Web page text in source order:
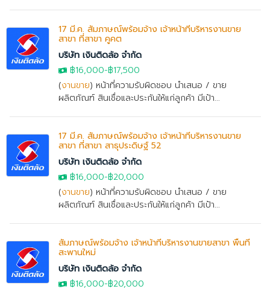
17 มี.ค. สัมภาษณ์พร้อมจ้าง เจ้าหน้าที่บริหารงานขาย
สาขา ที่สาขา คูคต
บริษัท เงินติดล้อ จำกัด
฿16,000-฿17,500
(งานขาย) หน้าที่ความรับผิดชอบ นำเสนอ / ขาย
ผลิตภัณฑ์ สินเชื่อและประกันให้แก่ลูกค้า มีเป้า...
17 มี.ค. สัมภาษณ์พร้อมจ้าง เจ้าหน้าที่บริหารงานขาย
สาขา ที่สาขา สาธุประดิษฐ์ 52
บริษัท เงินติดล้อ จำกัด
฿16,000-฿20,000
(งานขาย) หน้าที่ความรับผิดชอบ นำเสนอ / ขาย
ผลิตภัณฑ์ สินเชื่อและประกันให้แก่ลูกค้า มีเป้า...
สัมภาษณ์พร้อมจ้าง เจ้าหน้าที่บริหารงานขายสาขา พื้นที่
สะพานใหม่
บริษัท เงินติดล้อ จำกัด
฿16,000-฿20,000